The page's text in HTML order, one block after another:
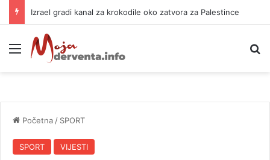
Izrael gradi kanal za krokodile oko zatvora za Palestince
Meni
Početna / SPORT
SPORT VIJESTI